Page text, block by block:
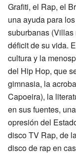
Grafiti, el Rap, el
una ayuda para
suburbanas
déficit de su vida.
cultura y la
del Hip Hop, que
gimnasia, la
Capoeira), la
en sus fuentes,
opresión del
disco TV Rap, de
disco de rap en